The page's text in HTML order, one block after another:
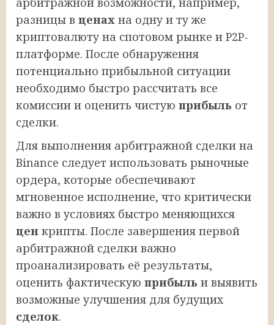
разницы в ценах на одну и ту же
криптовалюту на спотовом рынке и P2P-
платформе. После обнаружения
потенциально прибыльной ситуации
необходимо быстро рассчитать все
комиссии и оценить чистую прибыль от
сделки.
Для выполнения арбитражной сделки на
Binance следует использовать рыночные
ордера, которые обеспечивают
мгновенное исполнение, что критически
важно в условиях быстро меняющихся
цен крипты. После завершения первой
арбитражной сделки важно
проанализировать её результаты,
оценить фактическую прибыль и выявить
возможные улучшения для будущих
сделок.